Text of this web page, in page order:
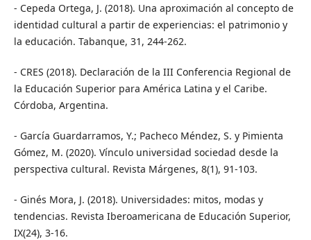
- Cepeda Ortega, J. (2018). Una aproximación al concepto de
identidad cultural a partir de experiencias: el patrimonio y
la educación. Tabanque, 31, 244-262.
- CRES (2018). Declaración de la III Conferencia Regional de
la Educación Superior para América Latina y el Caribe.
Córdoba, Argentina.
- García Guardarramos, Y.; Pacheco Méndez, S. y Pimienta
Gómez, M. (2020). Vínculo universidad sociedad desde la
perspectiva cultural. Revista Márgenes, 8(1), 91-103.
- Ginés Mora, J. (2018). Universidades: mitos, modas y
tendencias. Revista Iberoamericana de Educación Superior,
IX(24), 3-16.